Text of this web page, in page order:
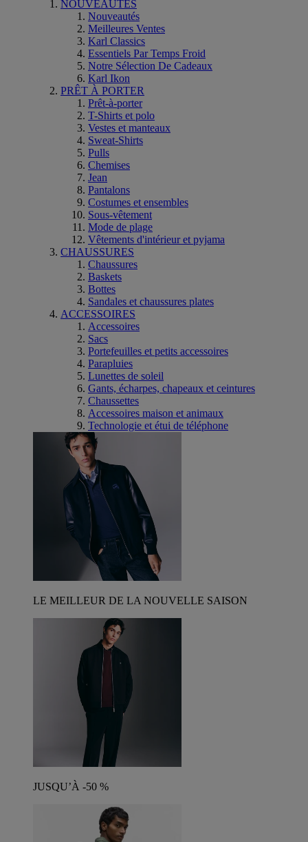
NOUVEAUTÉS
Nouveautés
Meilleures Ventes
Karl Classics
Essentiels Par Temps Froid
Notre Sélection De Cadeaux
Karl Ikon
PRÊT À PORTER
Prêt-à-porter
T-Shirts et polo
Vestes et manteaux
Sweat-Shirts
Pulls
Chemises
Jean
Pantalons
Costumes et ensembles
Sous-vêtement
Mode de plage
Vêtements d'intérieur et pyjama
CHAUSSURES
Chaussures
Baskets
Bottes
Sandales et chaussures plates
ACCESSOIRES
Accessoires
Sacs
Portefeuilles et petits accessoires
Parapluies
Lunettes de soleil
Gants, écharpes, chapeaux et ceintures
Chaussettes
Accessoires maison et animaux
Technologie et étui de téléphone
LE MEILLEUR DE LA NOUVELLE SAISON
JUSQU’À -50 %